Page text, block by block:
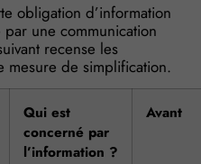
obligation d’information
une communication
recense les
mesure de simplification.
Qui est
concerné par
l’information ?
Avant